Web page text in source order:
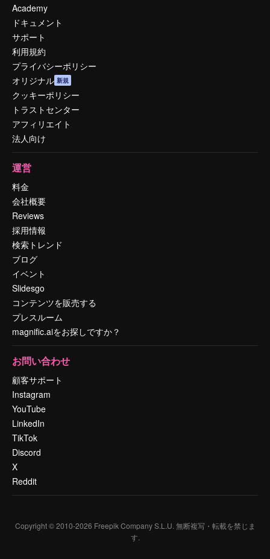
Academy
ドキュメント
サポート
利用規約
プライバシーポリシー
オリジナル 新規
クッキーポリシー
トラストセンター
アフィリエイト
法人向け
運営
料金
会社概要
Reviews
採用情報
検索トレンド
ブログ
イベント
Slidesgo
コンテンツを販売する
プレスルーム
magnific.aiをお探しですか？
お問い合わせ
顧客サポート
Instagram
YouTube
LinkedIn
TikTok
Discord
X
Reddit
Copyright © 2010-2026 Freepik Company S.L.U. 無断複写・転載を禁じま
す.